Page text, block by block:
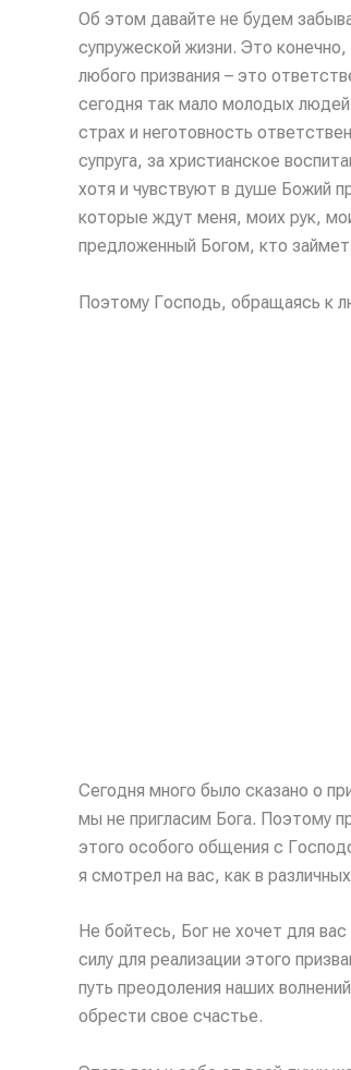
Об этом давайте не будем
супружеской жизни. Это
любого призвания – это
сегодня так мало молодых
страх и неготовность
супруга, за христианское
хотя и чувствуют в душе Божий
которые ждут меня, моих рук,
предложенный Богом, кто
Поэтому Господь, обращаясь к
Сегодня много было сказано о
мы не пригласим Бога. Поэтому
этого особого общения с
я смотрел на вас, как в
Не бойтесь, Бог не хочет для
силу для реализации этого
путь преодоления наших
обрести свое счастье.